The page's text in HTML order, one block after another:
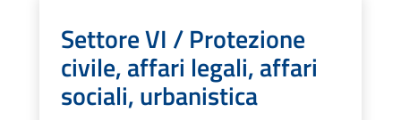
Settore VI / Protezione
civile, affari legali, affari
sociali, urbanistica